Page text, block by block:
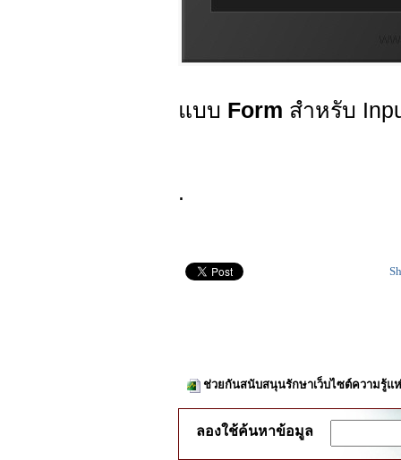
แบบ Form สำหรับ
.
ช่วยกันสนับสนุนรักษาเว็บไซต์ความรู้แ
ลองใช้ค้นหาข้อมูล